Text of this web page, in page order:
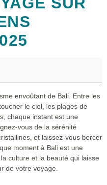
envoûtant de Bali. Entre les
le ciel, les plages de
chaque instant est une
vous de la sérénité
et laissez-vous bercer
moment à Bali est une
culture et la beauté qui laisse
de votre voyage.